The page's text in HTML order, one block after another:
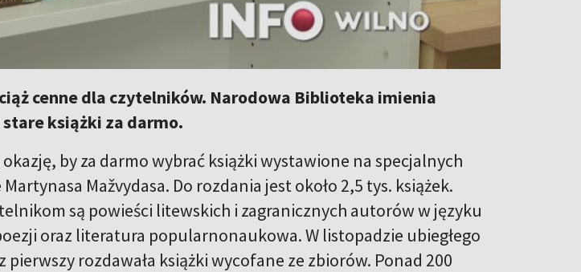
cenne dla czytelników. Narodowa Biblioteka imienia
książki za darmo.
by za darmo wybrać książki wystawione na specjalnych
Mažvydasa. Do rozdania jest około 2,5 tys. książek.
są powieści litewskich i zagranicznych autorów w języku
oraz literatura popularnonaukowa. W listopadzie ubiegłego
rozdawała książki wycofane ze zbiorów. Ponad 200